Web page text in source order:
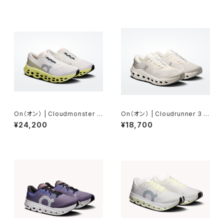
On（オン） | Cloudmonster 3
| Ivory/Limelight | Men
¥24,200
On（オン） | Cloudrunner 3 |
White/Glacier | Men
¥18,700